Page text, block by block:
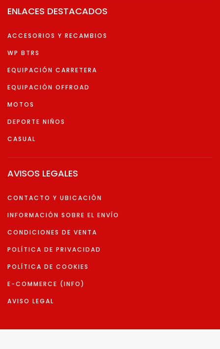
ENLACES DESTACADOS
ACCESORIOS Y RECAMBIOS
WP BTRS
EQUIPACIÓN CARRETERA
EQUIPACIÓN OFFROAD
MOTOS
DEPORTE NIÑOS
CASUAL
AVISOS LEGALES
CONTACTO Y UBICACIÓN
INFORMACIÓN SOBRE EL ENVÍO
CONDICIONES DE VENTA
POLÍTICA DE PRIVACIDAD
POLÍTICA DE COOKIES
E-COMMERCE (INFO)
AVISO LEGAL